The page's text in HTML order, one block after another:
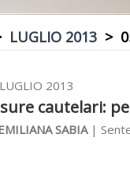
LUGLIO 2013 >
2013
cautelari:
SABIA|